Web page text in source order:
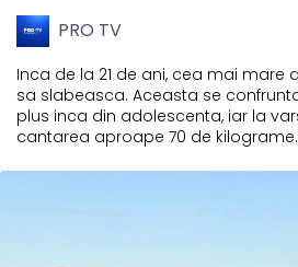
PRO TV
Inca de la 21 de ani, cea mai mare
sa slabeasca. Aceasta se
plus inca din adolescenta, iar la
cantarea aproape 70 de kilograme.